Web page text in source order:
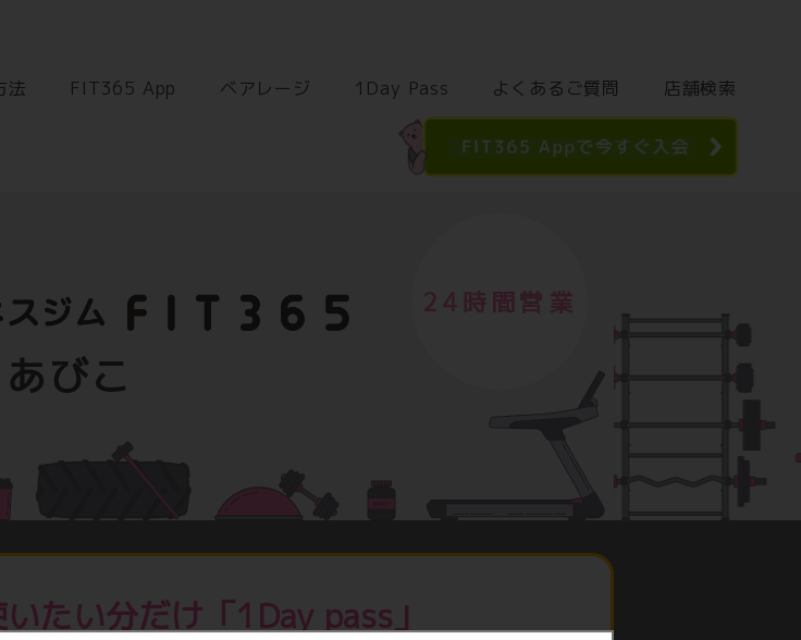
法 FIT365 App ベアレージ 1Day Pass よくあるご質問 店舗検索
24時間営業
あびこ
たい分だけ「1Day pass」